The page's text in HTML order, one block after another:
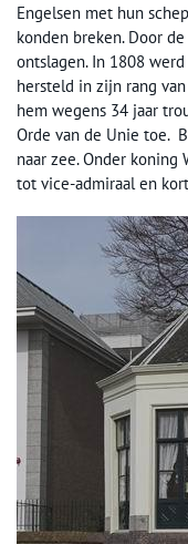
Engelsen met hun
konden breken. Door
ontslagen. In 1808
hersteld in zijn rang
hem wegens 34 jaar
Orde van de Unie toe.
naar zee. Onder
tot vice-admiraal en